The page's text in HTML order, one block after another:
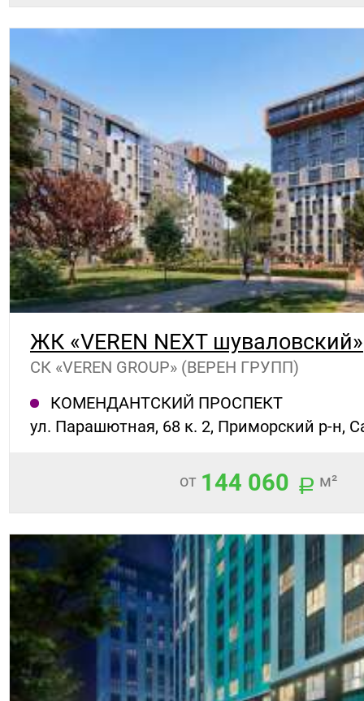
ЖК «VEREN NEXT шуваловский»
СК «VEREN GROUP» (ВЕРЕН ГРУПП)
КОМЕНДАНТСКИЙ ПРОСПЕКТ
ул. Парашютная, 68 к. 2, Приморский р-н,
от 144 060 м²